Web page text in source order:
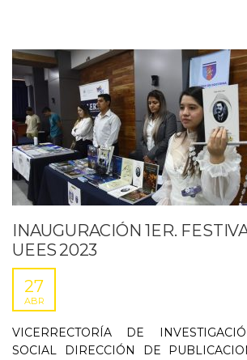
INAUGURACIÓN 1ER.
UEES 2023
27
ABR
VICERRECTORÍA DE
SOCIAL DIRECCIÓN DE